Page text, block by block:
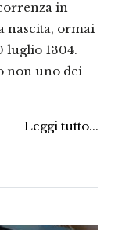
in
nascita, ormai
luglio 1304.
non uno dei
Leggi tutto...